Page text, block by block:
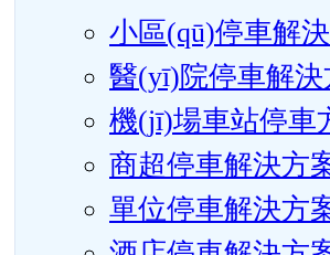
小區(qū)停車解
醫(yī)院停車解決
機(jī)場車站停車
商超停車解決方
單位停車解決方